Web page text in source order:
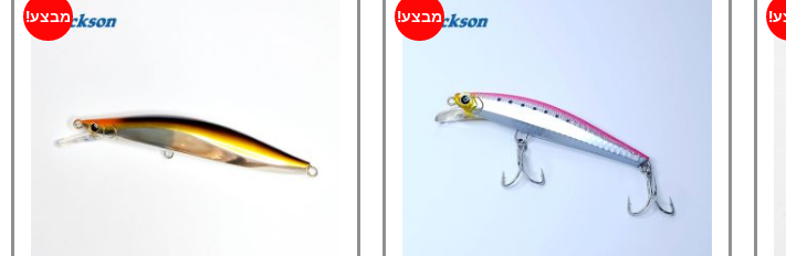
דיג – מאמרים בנושא דיג
החנות שלי – ציוד מומלץ שווה להכנס!
תקנון אתר
מבצע! מבצע!